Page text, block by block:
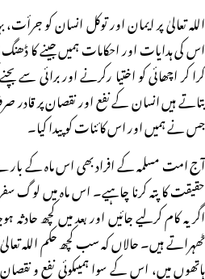
اللہ تعالیٰ پر ایمان اور توکل انسان کو
اس کی ہدایات اور احکامات ہمیں جینے کا
کرا کر اچھائی کو اختیا رکرنے اور برائی سے
بتاتے ہیں انسان کے نفع اور نقصان پر
جس نے ہمیں اور اس کائنات کو پیدا کیا۔
آج امت مسلمہ کے افراد بھی اس ماہ کے
حقیقت کا پتہ کرنا چاہیے۔ اس ماہ میں لوگ
اگر یہ کام کرلیے جائیں اور بعد میں کچھ
ٹھہراتے ہیں۔ حالاں کہ سب کچھ حکم اللہ
ہاتھوں میں، اس کے سوا ہمیںکوئی نفع و